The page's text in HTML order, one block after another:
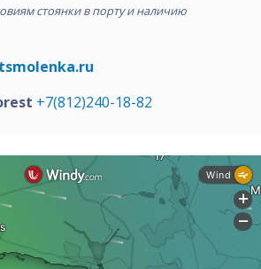
стоянки в порту и наличию
+7(812)240-18-82